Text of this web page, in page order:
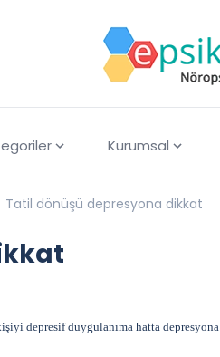
Kurumsal
Tatil dönüşü depresyona dikkat
depresif duygulanıma hatta depresyona